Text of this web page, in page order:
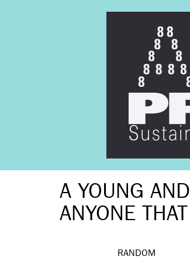
A YOUNG AND
ANYONE THAT
RANDOM